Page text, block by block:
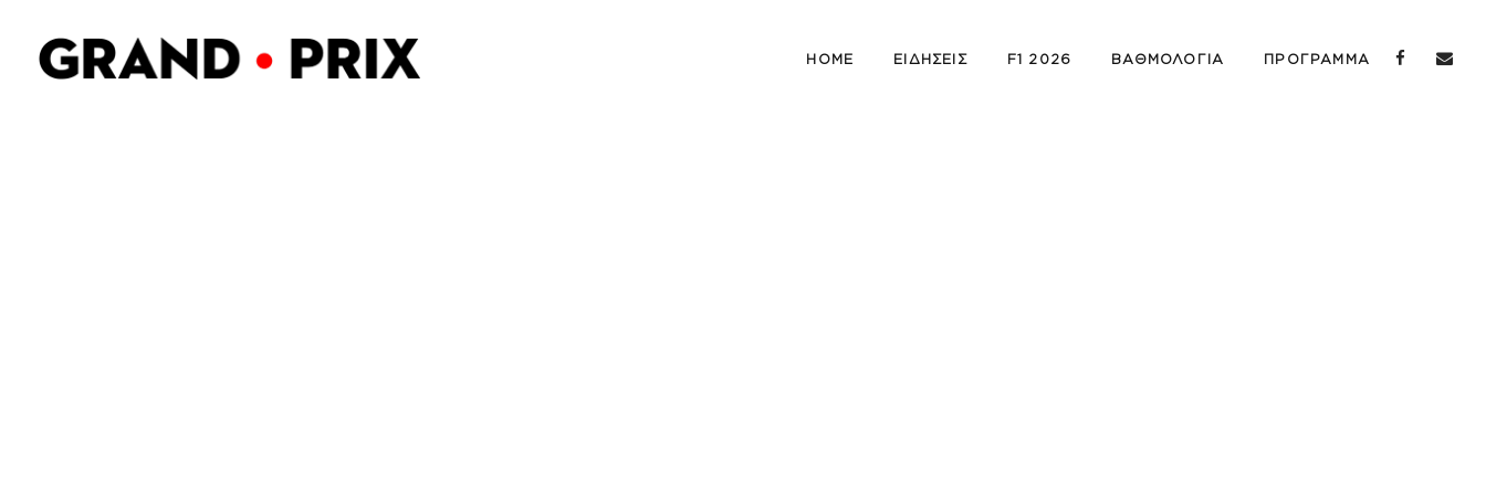
HOME ΕΙΔΗΣΕΙΣ F1 2026 ΒΑΘΜΟΛΟΓΙΑ ΠΡΟΓΡΑΜΜΑ